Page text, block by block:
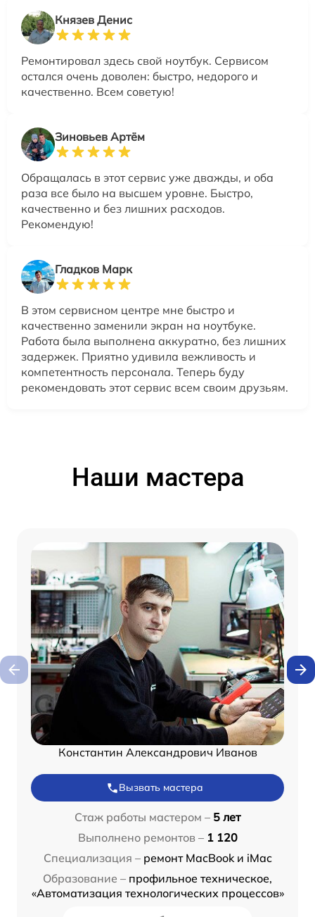
Князев Денис
Ремонтировал здесь свой ноутбук. Сервисом
остался очень доволен: быстро, недорого и
качественно. Всем советую!
Зиновьев Артём
Обращалась в этот сервис уже дважды, и оба
раза все было на высшем уровне. Быстро,
качественно и без лишних расходов.
Рекомендую!
Гладков Марк
В этом сервисном центре мне быстро и
качественно заменили экран на ноутбуке.
Работа была выполнена аккуратно, без лишних
задержек. Приятно удивила вежливость и
компетентность персонала. Теперь буду
рекомендовать этот сервис всем своим друзьям.
Наши мастера
Константин Александрович Иванов
Вызвать мастера
Стаж работы мастером – 5 лет
Выполнено ремонтов – 1 120
Специализация – ремонт MacBook и iMac
Образование – профильное техническое,
«Автоматизация технологических процессов»